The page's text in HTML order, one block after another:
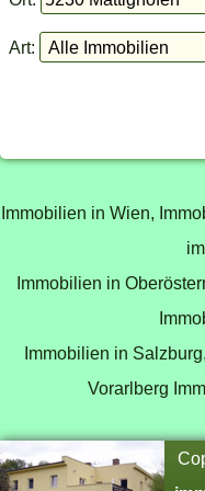
Art:
Immobilien in Wien,
Immobilien in
Immobilien in Salzburg,
Vorarlberg